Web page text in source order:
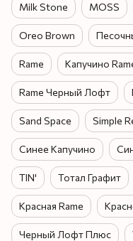
Milk Stone MOSS
Oreo Brown
Rame Капучино
Rame Черный Лофт
Sand Space Simple
Синее Капучино
TIN' Тотал Графит
Красная Rame
Черный Лофт Плюс